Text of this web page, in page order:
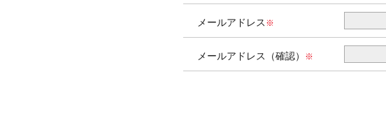
メールアドレス
メールアドレス（確認）